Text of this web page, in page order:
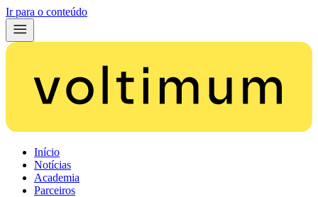
Ir para o conteúdo
Início
Notícias
Academia
Parceiros